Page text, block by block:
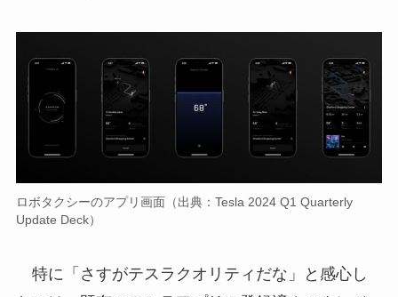
ロボタクシーのアプリ画面（出典：Tesla 2024 Q1 Quarterly
Update Deck）
特に「さすがテスラクオリティだな」と感心し